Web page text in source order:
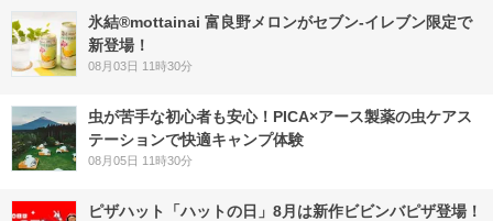
氷結®mottainai 富良野メロンがセブン‐イレブン限定で
新登場！
08月03日 11時30分
虫が苦手な初心者も安心！PICA×アース製薬の虫ケアス
テーションで快適キャンプ体験
08月05日 11時30分
ピザハット「ハットの日」8月は新作ビビンバピザ登場！